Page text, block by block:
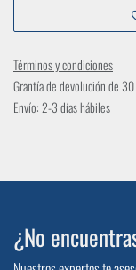
Términos y condiciones
Grantía de devolución de
Envío: 2-3 días hábiles
¿No